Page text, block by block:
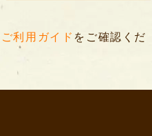
ご利用ガイド をご確認くだ